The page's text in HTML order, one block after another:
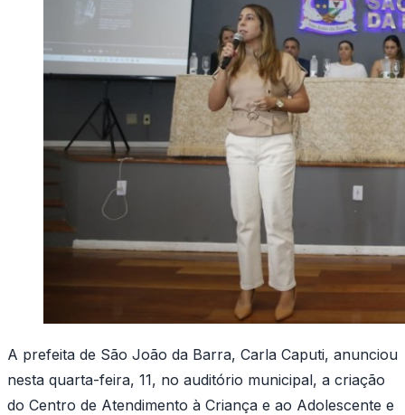
A prefeita de São João da Barra, Carla Caputi, anunciou
nesta quarta-feira, 11, no auditório municipal, a criação
do Centro de Atendimento à Criança e ao Adolescente e